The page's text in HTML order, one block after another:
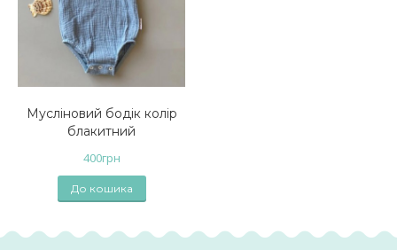
Мусліновий бодік колір
блакитний
400грн
До кошика